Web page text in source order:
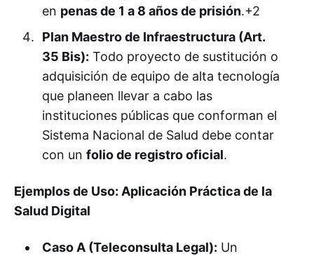
en penas de 1 a 8 años de prisión.+2
Plan Maestro de Infraestructura (Art.
35 Bis): Todo proyecto de sustitución o
adquisición de equipo de alta tecnología
que planeen llevar a cabo las
instituciones públicas que conforman el
Sistema Nacional de Salud debe contar
con un folio de registro oficial.
Ejemplos de Uso: Aplicación Práctica de la
Salud Digital
Caso A (Teleconsulta Legal): Un